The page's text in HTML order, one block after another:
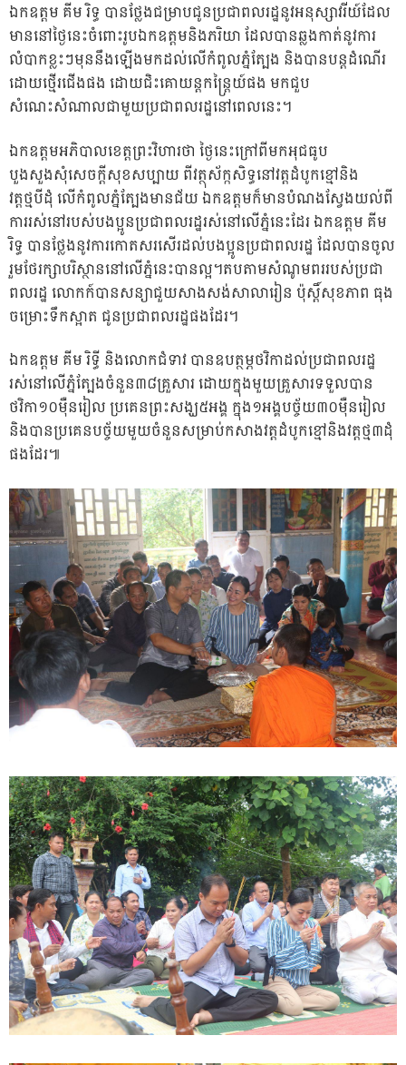
ឯកឧត្តម គីម រិទ្ធ បានថ្លែងជម្រាបជូនប្រជាពលរដ្ឋនូវអនុស្សាវរីយ៍ដែល
មាននៅថ្ងៃនេះចំពោះរូបឯកឧត្តមនិងភរិយា ដែលបានឆ្លងកាត់នូវការ
លំបាកខ្លះៗមុននឹងឡើងមកដល់លើកំពូលភ្នំត្បែង និងបានបន្តដំណើរ
ដោយថ្មើរជើងផង ដោយជិះគោយន្តកន្ត្រៃយ៍ផង មកជួប
សំណេះសំណាលជាមួយប្រជាពលរដ្ឋនៅពេលនេះ។
ឯកឧត្តមអភិបាលខេត្តព្រះវិហារថា ថ្ងៃនេះក្រៅពីមកអុជធូប
បួងសួងសុំសេចក្តីសុខសប្បាយ ពីវត្ថុស័ក្កសិទ្ធនៅវត្តដំបូកខ្មៅនិង
វត្តថ្មបីដុំ លើកំពូលភ្នំត្បែងមានជ័យ ឯកឧត្តមក៏មានបំណងស្វែងយល់ពី
ការរស់នៅរបស់បងប្អូនប្រជាពលរដ្ឋរស់នៅលើភ្នំនេះដែរ ឯកឧត្តម គីម
រិទ្ធ បានថ្លែងនូវការកោតសរសើរដល់បងប្អូនប្រជាពលរដ្ឋ ដែលបានចូល
រួមថែរក្សាបរិស្ថាននៅលើភ្នំនេះបានល្អ។តបតាមសំណូមពររបស់ប្រជា
ពលរដ្ឋ លោកក៍បានសន្យាជួយសាងសង់សាលារៀន ប៉ុស្តិ៍សុខភាព ធុង
ចម្រោះទឹកស្អាត ជូនប្រជាពលរដ្ឋផងដែរ។
ឯកឧត្តម គីម រិទ្ធី និងលោកជំទាវ បានឧបត្ថម្ភថវិកាដល់ប្រជាពលរដ្ឋ
រស់នៅលើភ្នំត្បែងចំនួន៣៨គ្រួសារ ដោយក្នុងមួយគ្រួសារទទួលបាន
ថវិកា១០ម៉ឺនរៀល ប្រគេនព្រះសង្ឃ៥អង្គ ក្នុង១អង្គបច្ច័យ៣០ម៉ឺនរៀល
និងបានប្រគេនបច្ច័យមួយចំនួនសម្រាប់កសាងវត្តដំបូកខ្មៅនិងវត្តថ្ម៣ដុំ
ផងដែរ៕